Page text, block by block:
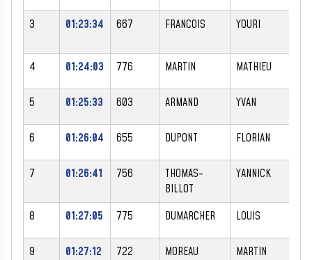
3 01:23:34 667 FRANCOIS YOURI
4 01:24:03 776 MARTIN MATHIEU
5 01:25:33 603 ARMAND YVAN
6 01:26:04 655 DUPONT FLORIAN
7 01:26:41 756
THOMAS-
BILLOT
YANNICK
8 01:27:05 775 DUMARCHER LOUIS
9 01:27:12 722 MOREAU MARTIN